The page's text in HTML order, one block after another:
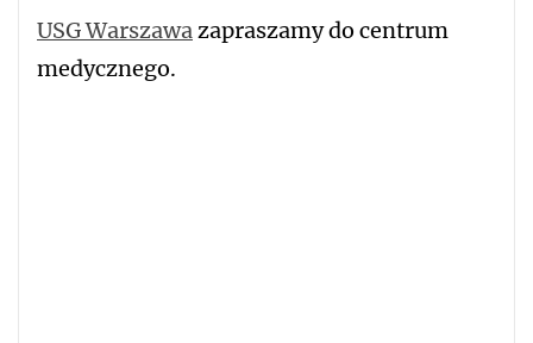
USG Warszawazapraszamy do centrum
medycznego.